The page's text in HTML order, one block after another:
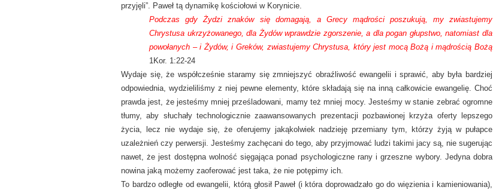
przyjęli”. Paweł tą dynamikę kościołowi w Korynicie.
Podczas gdy Żydzi znaków się domagają, a Grecy mądrości poszukują, my zwiastujemy
Chrystusa ukrzyżowanego, dla Żydów wprawdzie zgorszenie, a dla pogan głupstwo, natomiast dla
powołanych – i Żydów, i Greków, zwiastujemy Chrystusa, który jest mocą Bożą i mądrością Bożą
1Kor. 1:22-24
Wydaje się, że współcześnie staramy się zmniejszyć obraźliwość ewangelii i sprawić, aby była bardziej
odpowiednia, wydzieliliśmy z niej pewne elementy, które składają się na inną całkowicie ewangelię. Choć
prawda jest, że jesteśmy mniej prześladowani, mamy też mniej mocy. Jesteśmy w stanie zebrać ogromne
tłumy, aby słuchały technologicznie zaawansowanych prezentacji pozbawionej krzyża oferty lepszego
życia, lecz nie wydaje się, że oferujemy jakąkolwiek nadzieję przemiany tym, którzy żyją w pułapce
uzależnień czy perwersji. Jesteśmy zachęcani do tego, aby przyjmować ludzi takimi jacy są, nie sugerując
nawet, że jest dostępna wolność sięgająca ponad psychologiczne rany i grzeszne wybory. Jedyna dobra
nowina jaką możemy zaoferować jest taka, że nie potępimy ich.
To bardzo odległe od ewangelii, którą głosił Paweł (i która doprowadzało go do więzienia i kamieniowania),